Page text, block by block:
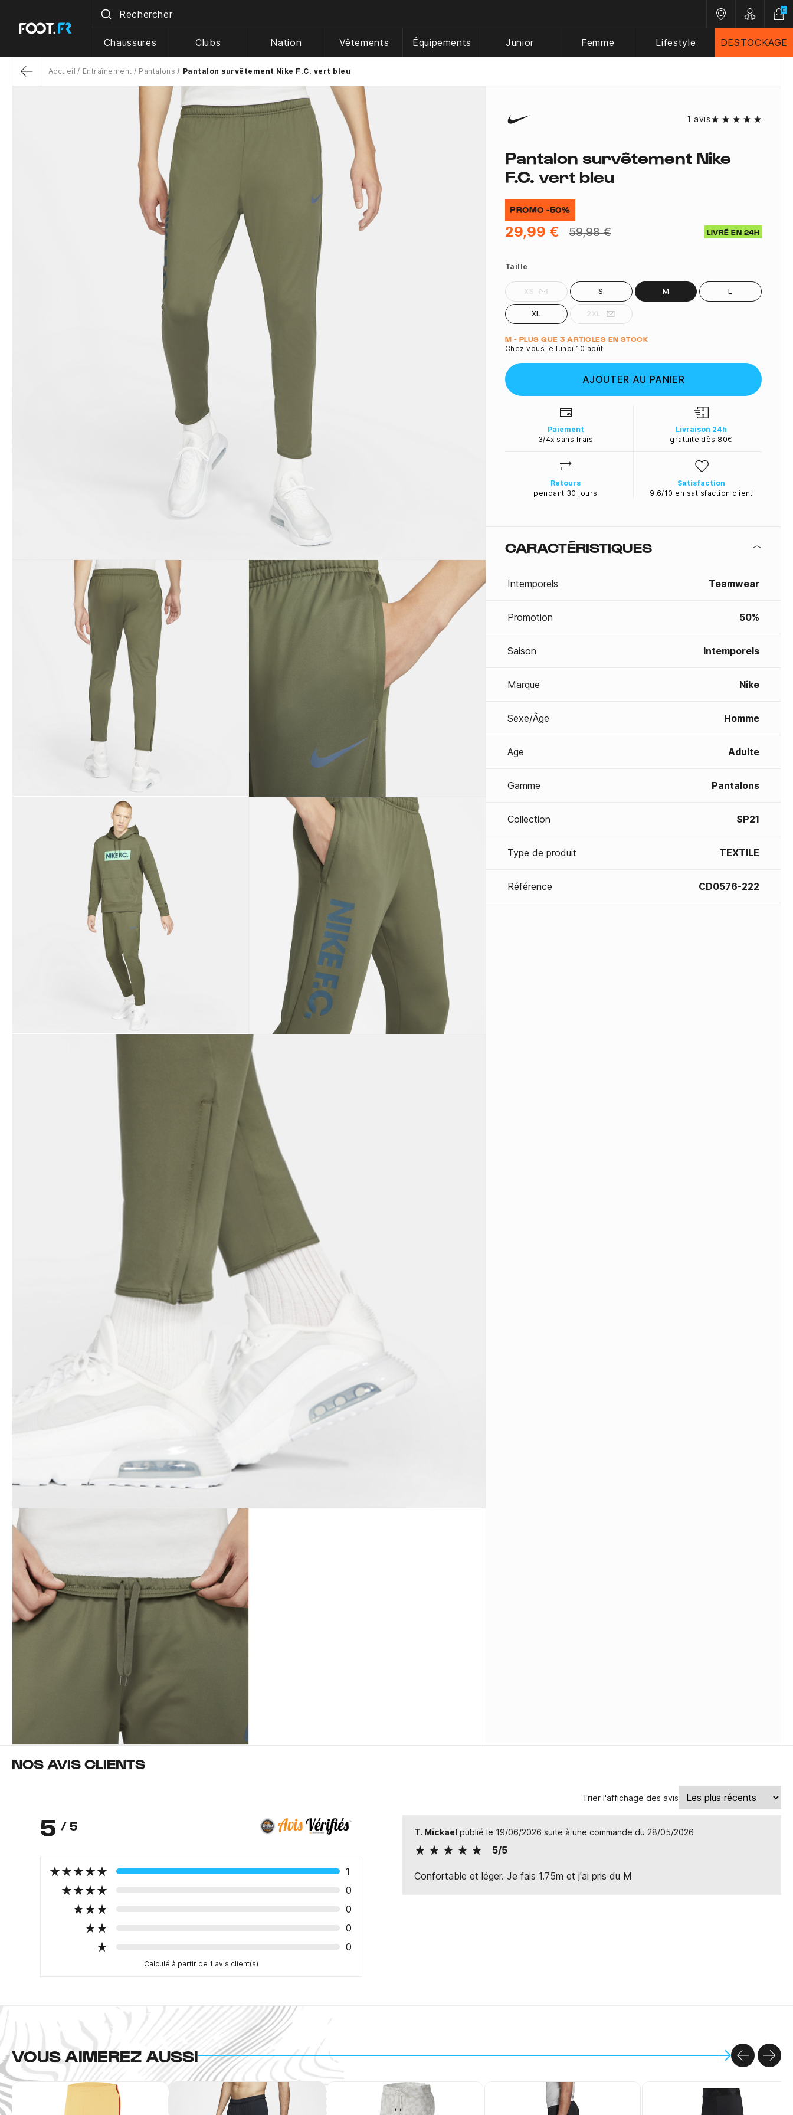
Nos magasins
Customer
0
Chaussures Clubs Nation Vêtements Équipements Junior Femme Lifestyle DESTOCKAGE
Accueil Entraînement Pantalons Pantalon survêtement Nike F.C. vert bleu
1 avis
Pantalon survêtement Nike
F.C. vert bleu
PROMO -50%
29,99 € 59,98 € LIVRÉ EN 24H
Taille
XS S M L
XL 2XL
Quantité
M - PLUS QUE 3 ARTICLES EN STOCK
Chez vous le lundi 10 août
AJOUTER AU PANIER
Paiement
3/4x sans frais
Livraison 24h
gratuite dès 80€
Retours
pendant 30 jours
Satisfaction
9.6/10 en satisfaction client
CARACTÉRISTIQUES
Intemporels Teamwear
Promotion 50%
Saison Intemporels
Marque Nike
Sexe/Âge Homme
Age Adulte
Gamme Pantalons
Collection SP21
Type de produit TEXTILE
Référence CD0576-222
NOS AVIS CLIENTS
5 / 5
1
0
0
0
0
Calculé à partir de 1 avis client(s)
Trier l'affichage des avis
T. Mickael publié le 19/06/2026 suite à une commande du 28/05/2026
5/5
Confortable et léger. Je fais 1.75m et j'ai pris du M
VOUS AIMEREZ AUSSI